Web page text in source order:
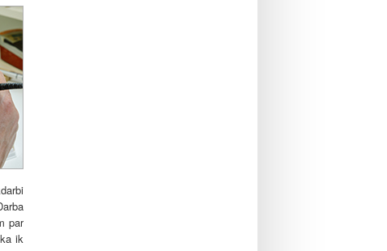
par
ik